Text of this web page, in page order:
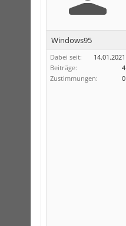
Windows95
Dabei seit:
14.01.2021
Beiträge:
4
Zustimmungen:
0